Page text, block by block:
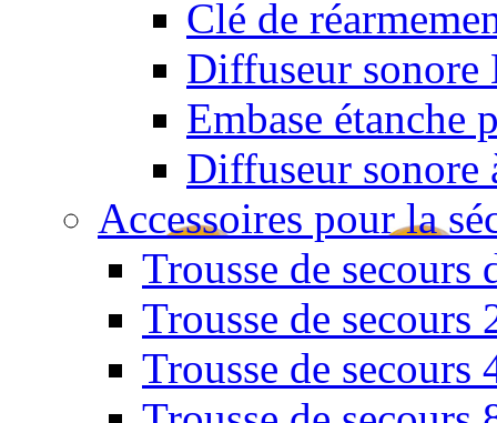
Clé de
Diffuseur sonore
Embase étanche
Diffuseur sonore
Accessoires pour la
Trousse de secours
Trousse de secours
Trousse de secours